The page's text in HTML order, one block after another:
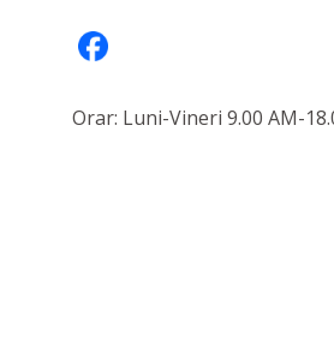
Orar: Luni-Vineri 9.00 AM-